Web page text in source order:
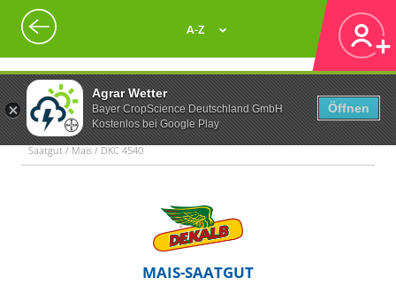
Agrar Wetter
Bayer CropScience Deutschland GmbH
Kostenlos bei Google Play
Öffnen
A-Z
Saatgut / Mais / DKC 4540
MAIS-SAATGUT